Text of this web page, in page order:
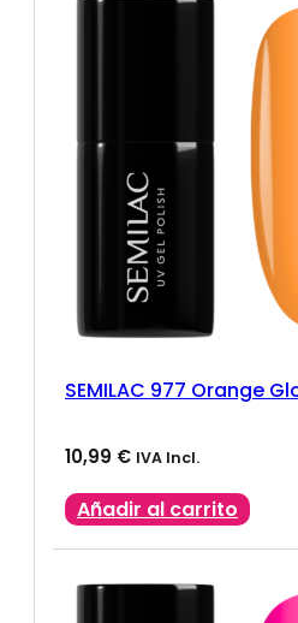
SEMILAC 977 Orange
10,99 € IVA Incl.
Añadir al carrito